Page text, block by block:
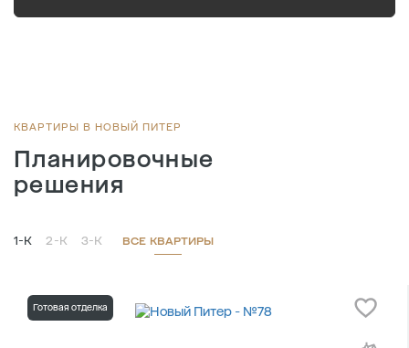
КВАРТИРЫ В НОВЫЙ ПИТЕР
Планировочные
решения
1-К 2-К 3-К ВСЕ КВАРТИРЫ
Готовая отделка